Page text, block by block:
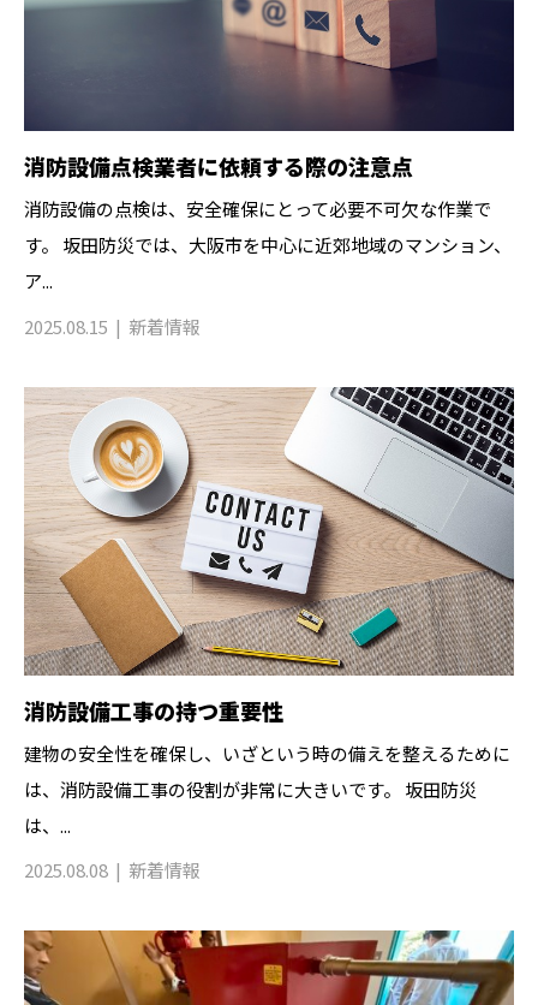
消防設備点検業者に依頼する際の注意点
消防設備の点検は、安全確保にとって必要不可欠な作業で
す。 坂田防災では、大阪市を中心に近郊地域のマンション、
ア...
2025.08.15
新着情報
消防設備工事の持つ重要性
建物の安全性を確保し、いざという時の備えを整えるために
は、消防設備工事の役割が非常に大きいです。 坂田防災
は、...
2025.08.08
新着情報